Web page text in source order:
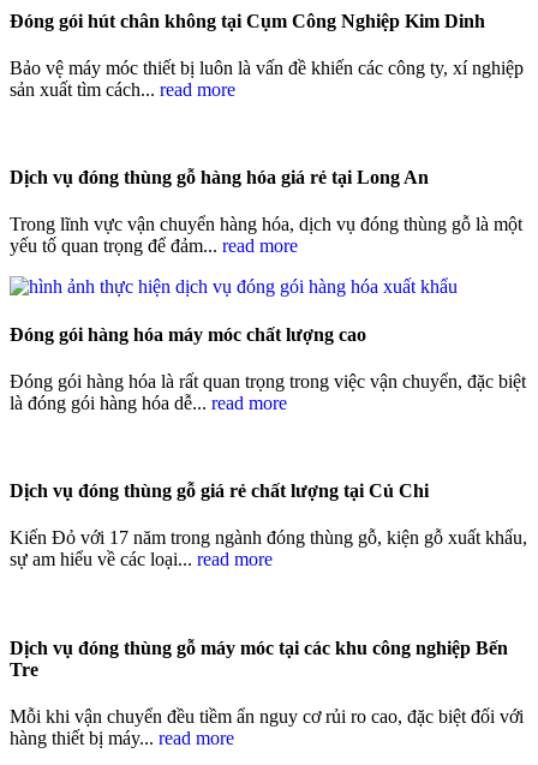
Đóng gói hút chân không tại Cụm Công Nghiệp Kim Dinh
Bảo vệ máy móc thiết bị luôn là vấn đề khiến các công ty, xí nghiệp
sản xuất tìm cách... read more
Dịch vụ đóng thùng gỗ hàng hóa giá rẻ tại Long An
Trong lĩnh vực vận chuyển hàng hóa, dịch vụ đóng thùng gỗ là một
yếu tố quan trọng để đảm... read more
Đóng gói hàng hóa máy móc chất lượng cao
Đóng gói hàng hóa là rất quan trọng trong việc vận chuyển, đặc biệt
là đóng gói hàng hóa dễ... read more
Dịch vụ đóng thùng gỗ giá rẻ chất lượng tại Củ Chi
Kiến Đỏ với 17 năm trong ngành đóng thùng gỗ, kiện gỗ xuất khẩu,
sự am hiểu về các loại... read more
Dịch vụ đóng thùng gỗ máy móc tại các khu công nghiệp Bến
Tre
Mỗi khi vận chuyển đều tiềm ẩn nguy cơ rủi ro cao, đặc biệt đối với
hàng thiết bị máy... read more